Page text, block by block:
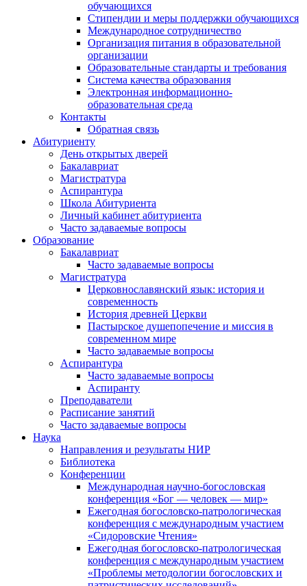
обучающихся
Стипендии и меры поддержки обучающихся
Международное сотрудничество
Организация питания в образовательной
организации
Образовательные стандарты и требования
Система качества образования
Электронная информационно-
образовательная среда
Контакты
Обратная связь
Абитуриенту
День открытых дверей
Бакалавриат
Магистратура
Аспирантура
Школа Абитуриента
Личный кабинет абитуриента
Часто задаваемые вопросы
Образование
Бакалавриат
Часто задаваемые вопросы
Магистратура
Церковнославянский язык: история и
современность
История древней Церкви
Пастырское душепопечение и миссия в
современном мире
Часто задаваемые вопросы
Аспирантура
Часто задаваемые вопросы
Аспиранту
Преподаватели
Расписание занятий
Часто задаваемые вопросы
Наука
Направления и результаты НИР
Библиотека
Конференции
Международная научно-богословская
конференция «Бог — человек — мир»
Ежегодная богословско-патрологическая
конференция с международным участием
«Сидоровские Чтения»
Ежегодная богословско-патрологическая
конференция с международным участием
«Проблемы методологии богословских и